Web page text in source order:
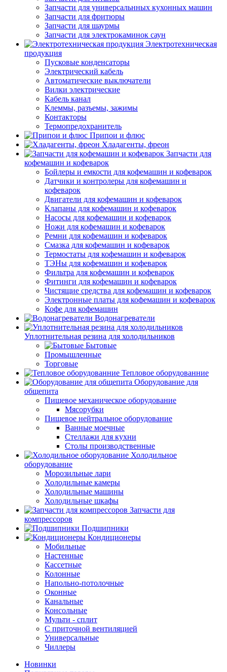
Запчасти для универсальнных кухонных машин
Запчасти для фритюры
Запчасти для шаурмы
Запчасти для электрокаминок саун
Электротехническая
продукция
Пусковые конденсаторы
Электрический кабель
Автоматические выключатели
Вилки электрические
Кабель канал
Клеммы, разъемы, зажимы
Контакторы
Термопредохранитель
Припои и флюс
Хладагенты, фреон
Запчасти для
кофемашин и кофеварок
Бойлеры и емкости для кофемашин и кофеварок
Датчики и контролеры для кофемашин и
кофеварок
Двигатели для кофемашин и кофеварок
Клапаны для кофемашин и кофеварок
Насосы для кофемашин и кофеварок
Ножи для кофемашин и кофеварок
Ремни для кофемашин и кофеварок
Смазка для кофемашин и кофеварок
Термостаты для кофемашин и кофеварок
ТЭНы для кофемашин и кофеварок
Фильтра для кофемашин и кофеварок
Фитинги для кофемашин и кофеварок
Чистящие средства для кофемашин и кофеварок
Электронные платы для кофемашин и кофеварок
Кофе для кофемашин
Водонагреватели
Уплотнительная резина для холодильников
Бытовые
Промышленные
Торговые
Тепловое оборудованние
Оборудование для
общепита
Пищевое механическое оборудование
Мясорубки
Пищевое нейтральное оборудование
Ванные моечные
Стеллажи для кухни
Столы производственные
Холодильное
оборудование
Морозильные лари
Холодильные камеры
Холодильные машины
Холодильные шкафы
Запчасти для
компрессоров
Подшипники
Кондиционеры
Мобильные
Настенные
Кассетные
Колонные
Напольно-потолочные
Оконные
Канальные
Консольные
Мульти - сплит
С приточной вентиляцией
Универсальные
Чиллеры
Новинки